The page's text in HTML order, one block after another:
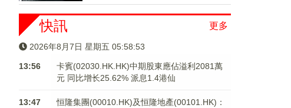
更多
快訊
2026年8月7日 星期五 05:58:53
13:56
卡賓(02030.HK.HK)中期股東應佔溢利2081萬
元 同比增长25.62% 派息1.4港仙
13:47
恒隆集團(00010.HK)及恒隆地產(00101.HK)：